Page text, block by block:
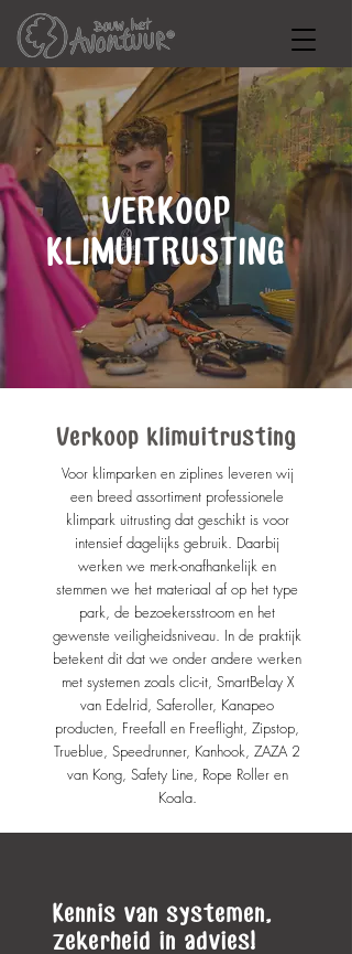
VERKOOP
KLIMUITRUSTING
Verkoop klimuitrusting
Voor klimparken en ziplines leveren wij
een breed assortiment professionele
klimpark uitrusting dat geschikt is voor
intensief dagelijks gebruik. Daarbij
werken we merk-onafhankelijk en
stemmen we het materiaal af op het type
park, de bezoekersstroom en het
gewenste veiligheidsniveau. In de praktijk
betekent dit dat we onder andere werken
met systemen zoals clic-it, SmartBelay X
van Edelrid, Saferoller, Kanapeo
producten, Freefall en Freeflight, Zipstop,
Trueblue, Speedrunner, Kanhook, ZAZA 2
van Kong, Safety Line, Rope Roller en
Koala.
Kennis van systemen,
zekerheid in advies!